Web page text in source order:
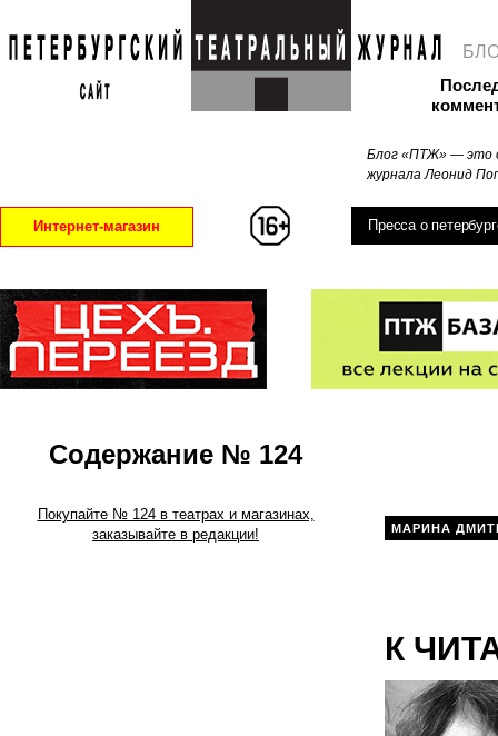
Блог «ПТЖ» — это
журнала Леонид
Интернет-магазин Пресса о
МАРИНА
К
Содержаниe № 124
Покупайте № 124 в театрах и магазинах,
заказывайте в редакции!